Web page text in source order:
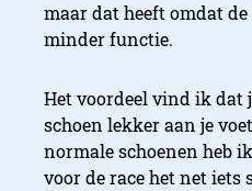
maar dat heeft omdat
minder functie.
Het voordeel vind ik dat
schoen lekker aan je
normale schoenen heb
voor de race het net